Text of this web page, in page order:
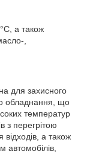
а також
,
для захисного
обладнання, що
температур
з перегрітою
а також